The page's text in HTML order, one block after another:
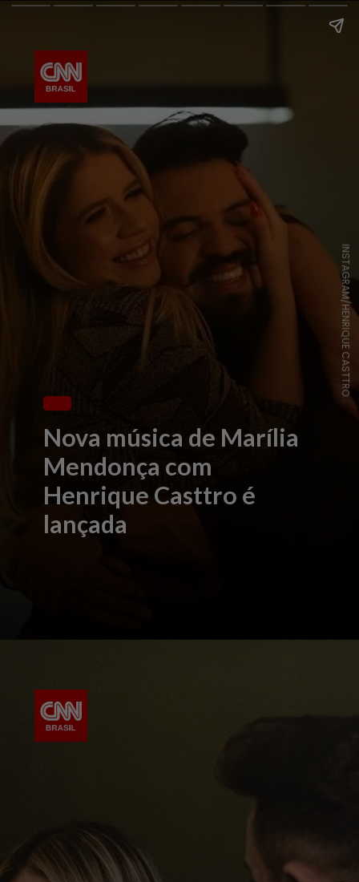
INSTAGRAM/HENRIQUE CASTTRO
Nova música de Marília
Mendonça com
Henrique Casttro é
lançada